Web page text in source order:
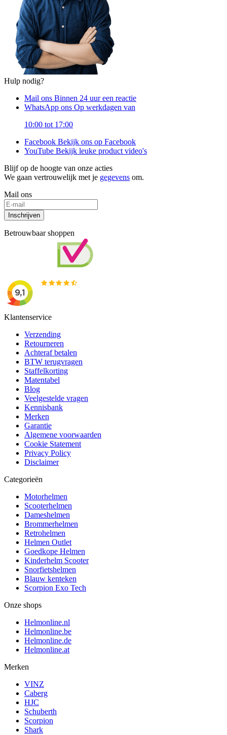
Hulp nodig?
Mail ons Binnen 24 uur een reactie
WhatsApp ons Op werkdagen van
10:00 tot 17:00
Facebook Bekijk ons op Facebook
YouTube Bekijk leuke product video's
Blijf op de hoogte van onze acties
We gaan vertrouwelijk met je gegevens om.
Mail ons
Inschrijven
Betrouwbaar shoppen
Klantenservice
Verzending
Retourneren
Achteraf betalen
BTW terugvragen
Staffelkorting
Matentabel
Blog
Veelgestelde vragen
Kennisbank
Merken
Garantie
Algemene voorwaarden
Cookie Statement
Privacy Policy
Disclaimer
Categorieën
Motorhelmen
Scooterhelmen
Dameshelmen
Brommerhelmen
Retrohelmen
Helmen Outlet
Goedkope Helmen
Kinderhelm Scooter
Snorfietshelmen
Blauw kenteken
Scorpion Exo Tech
Onze shops
Helmonline.nl
Helmonline.be
Helmonline.de
Helmonline.at
Merken
VINZ
Caberg
HJC
Schuberth
Scorpion
Shark